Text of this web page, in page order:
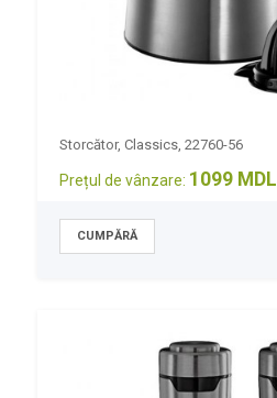
Storcător, Classics, 22760-56
Prețul de vânzare: 1099 MDL